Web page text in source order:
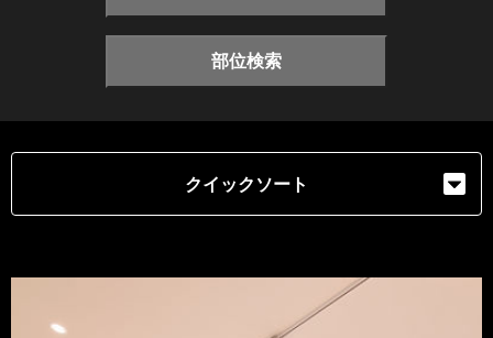
部位検索
クイックソート